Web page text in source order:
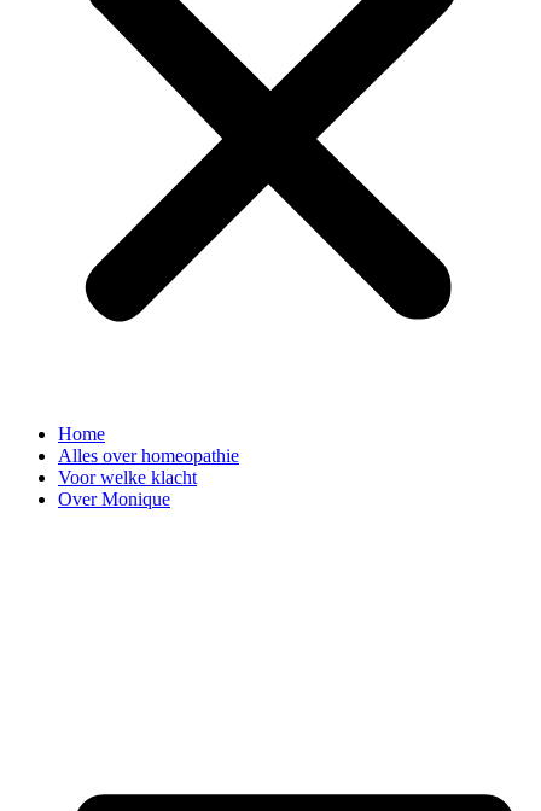
Home
Alles over homeopathie
Voor welke klacht
Over Monique